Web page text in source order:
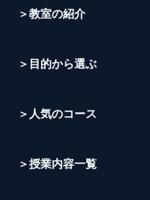
＞教室の紹介
＞目的から選ぶ
＞人気のコース
＞授業内容一覧